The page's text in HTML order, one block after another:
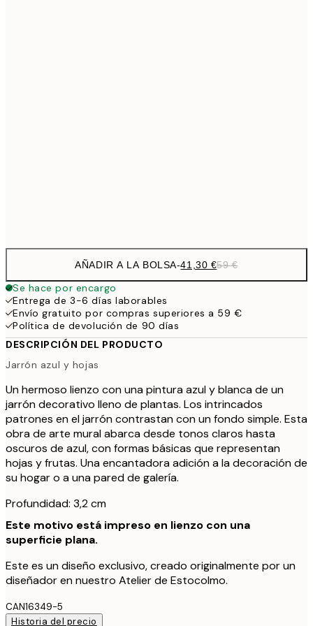
AÑADIR A LA BOLSA-41,30 €59 €
Se hace por encargo
Entrega de 3-6 días laborables
Envío gratuito por compras superiores a 59 €
Política de devolución de 90 días
DESCRIPCIÓN DEL PRODUCTO
Jarrón azul y hojas
Un hermoso lienzo con una pintura azul y blanca de un
jarrón decorativo lleno de plantas. Los intrincados
patrones en el jarrón contrastan con un fondo simple. Esta
obra de arte mural abarca desde tonos claros hasta
oscuros de azul, con formas básicas que representan
hojas y frutas. Una encantadora adición a la decoración de
su hogar o a una pared de galería.
Profundidad: 3,2 cm
Este motivo está impreso en lienzo con una
superficie plana.
Este es un diseño exclusivo, creado originalmente por un
diseñador en nuestro Atelier de Estocolmo.
CAN16349-5
Historia del precio